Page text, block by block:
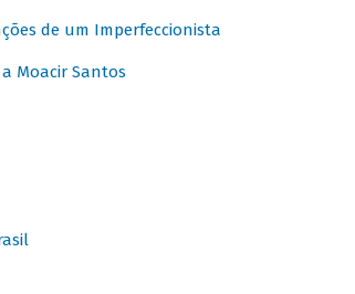
de um Imperfeccionista
a Moacir Santos